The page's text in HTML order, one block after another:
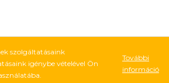
szolgáltatásaink
igénybe vételével Ön
További
információ